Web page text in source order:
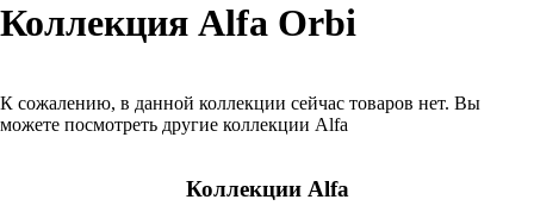
Коллекция Alfa Orbi
К сожалению, в данной коллекции сейчас товаров нет. Вы
можете посмотреть другие коллекции Alfa
Коллекции Alfa